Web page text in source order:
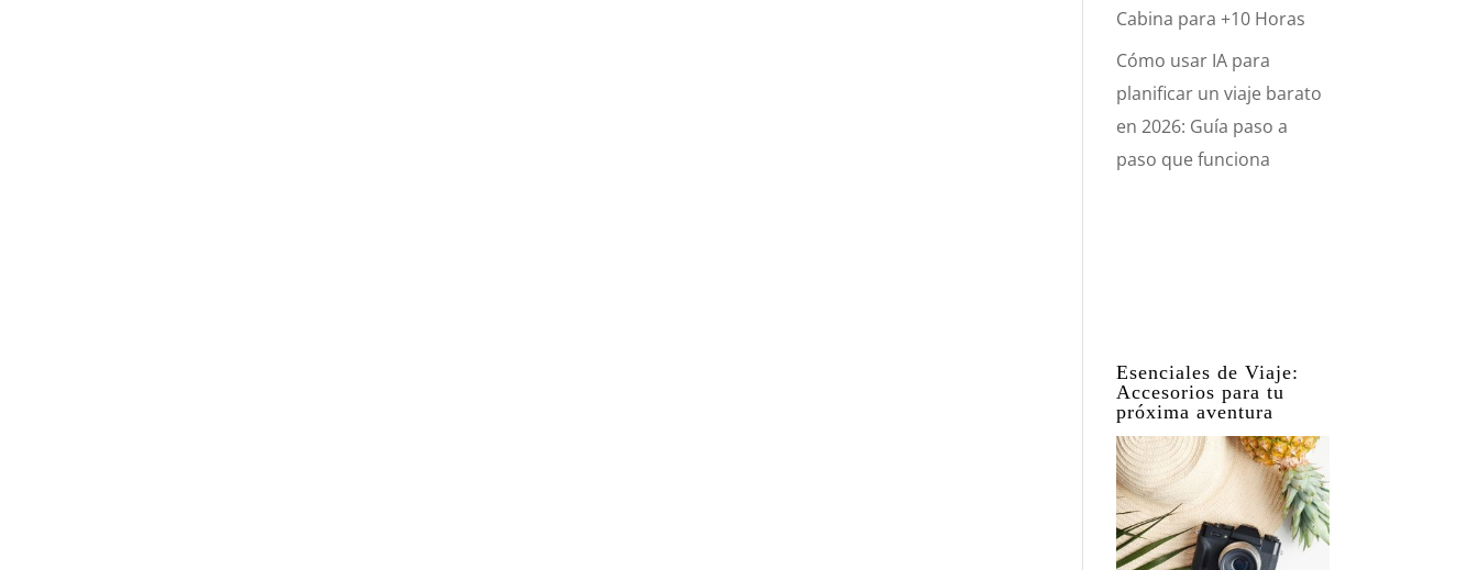
Cabina para +10 Horas
Cómo usar IA para
planificar un viaje barato
en 2026: Guía paso a
paso que funciona
Esenciales de Viaje:
Accesorios para tu
próxima aventura